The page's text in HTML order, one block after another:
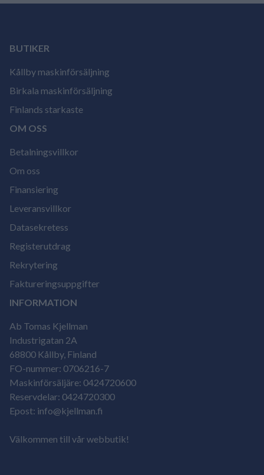
BUTIKER
Kållby maskinförsäljning
Birkala maskinförsäljning
Finlands starkaste
OM OSS
Betalningsvillkor
Om oss
Finansiering
Leveransvillkor
Datasekretess
Registerutdrag
Rekrytering
Faktureringsuppgifter
INFORMATION
Ab Tomas Kjellman
Industrigatan 2A
68800 Kållby, Finland
FO-nummer: 0706216-7
Maskinförsäljäre: 0424720600
Reservdelar: 0424720300
Epost: info@kjellman.fi
Välkommen till vår webbutik!